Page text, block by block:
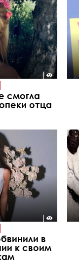
смогла
отца
в
к своим